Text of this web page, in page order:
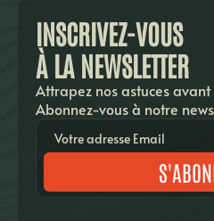
INSCRIVEZ-VOUS
À LA NEWSLETTER
Attrapez nos astuces
Abonnez-vous à notre